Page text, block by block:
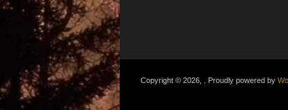
Copyright © 2026, . Proudly powered by